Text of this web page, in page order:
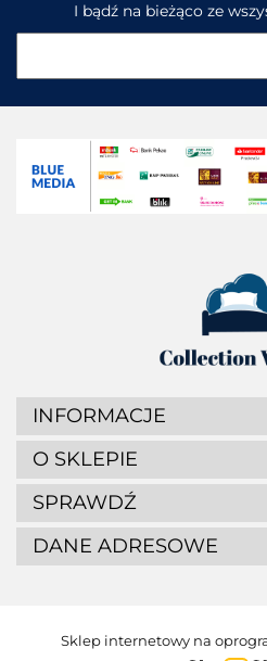
I bądź na bieżąco ze
INFORMACJE
O SKLEPIE
SPRAWDŹ
DANE ADRESOWE
Sklep internetowy na